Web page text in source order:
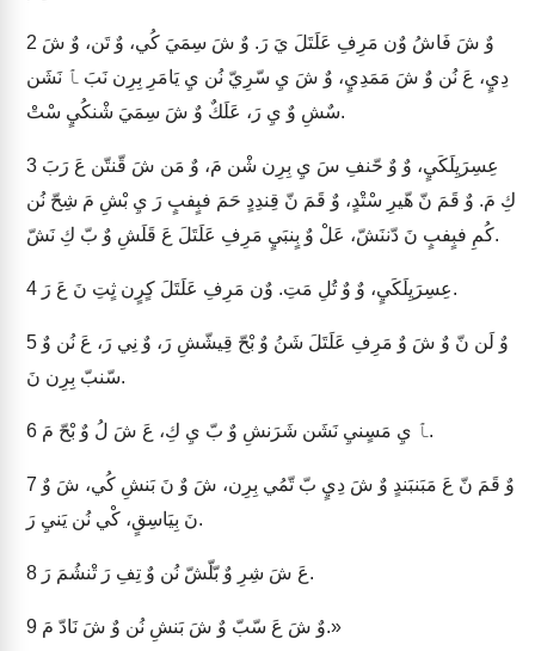
2
دِيٍ، عَ نُن وٌ شَ مَمَدِيٍ، وٌ شَ يِ سّرِيّ نُن يِ يَامَرِ بِرِن نَبَ ﭑ نَشَن
سٌشِ وٌ يِ رَ، عَلَكٌ وٌ شَ سِمَيَ شْنكُيٍ سْتْ.
3
كِ مَ. وٌ قَمَ نّ هّيرِ سْتْدٍ، وٌ قَمَ نّ قِندِدٍ حَمَ فبٍفبٍ رَ يِ بْشِ مَ شِحّ نُن
كُمِ فبٍفبٍ نَ دّننَشّ، عَلْ وٌ بٍنبَيٍ مَرِفِ عَلَتَلَ عَ قَلَشِ وٌ بّ كِ نَشّ.
4 عِسِرَيِلَكَيٍ، وٌ وٌ تُلِ مَتِ. وٌن مَرِفِ عَلَتَلَ كٍرٍن ثٍتِ نَ عَ رَ.
5
سّنبّ بِرِن نَ.
6 ﭑ يِ مَسٍنيِ نَشَن شَرَنشِ وٌ بّ يِ كِ، عَ شَ لُ وٌ بْحّ مَ.
7
نَ بِيَاسِقٍ، كْي نُن يَنيِ رَ.
8 عَ شَ شِرِ وٌ بّلّشّ نُن وٌ تِفِ رَ تْنشُمَ رَ.
9 وٌ شَ عَ سّبّ وٌ شَ بَنشِ نُن وٌ شَ نَادّ مَ.»